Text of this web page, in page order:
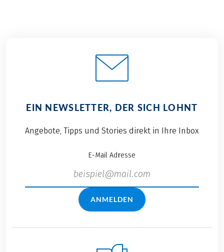
EIN NEWSLETTER, DER SICH LOHNT
Angebote, Tipps und Stories direkt in Ihre Inbox
E-Mail Adresse
ANMELDEN